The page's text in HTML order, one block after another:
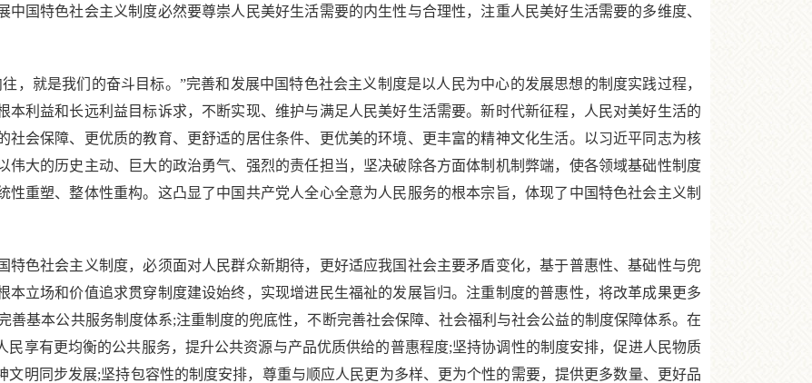
国特色社会主义制度必然要尊崇人民美好生活需要的内生性与合理性，注重人民美好生活需要的多维度、
就是我们的奋斗目标。”完善和发展中国特色社会主义制度是以人民为中心的发展思想的制度实践过程，
本利益和长远利益目标诉求，不断实现、维护与满足人民美好生活需要。新时代新征程，人民对美好生活的
社会保障、更优质的教育、更舒适的居住条件、更优美的环境、更丰富的精神文化生活。以习近平同志为核
伟大的历史主动、巨大的政治勇气、强烈的责任担当，坚决破除各方面体制机制弊端，使各领域基础性制度
重塑、整体性重构。这凸显了中国共产党人全心全意为人民服务的根本宗旨，体现了中国特色社会主义制
色社会主义制度，必须面对人民群众新期待，更好适应我国社会主要矛盾变化，基于普惠性、基础性与兜
本立场和价值追求贯穿制度建设始终，实现增进民生福祉的发展旨归。注重制度的普惠性，将改革成果更多
善基本公共服务制度体系;注重制度的兜底性，不断完善社会保障、社会福利与社会公益的制度保障体系。在
享有更均衡的公共服务，提升公共资源与产品优质供给的普惠程度;坚持协调性的制度安排，促进人民物质
明同步发展;坚持包容性的制度安排，尊重与顺应人民更为多样、更为个性的需要，提供更多数量、更好品